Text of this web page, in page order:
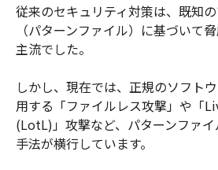
従来のセキュリティ対策は、既知
（パターンファイル）に基づいて
主流でした。
しかし、現在では、正規のソフト
用する「ファイルレス攻撃」や「
(LotL)」攻撃など、パターンファ
手法が横行しています。